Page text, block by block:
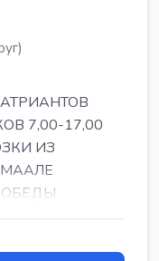
7,00-17,00
ИЗ